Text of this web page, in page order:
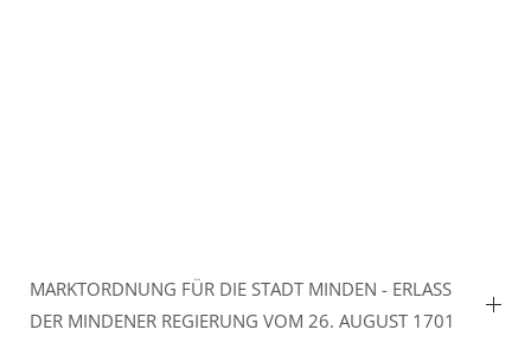
MARKTORDNUNG FÜR DIE STADT MINDEN - ERLASS
DER MINDENER REGIERUNG VOM 26. AUGUST 1701